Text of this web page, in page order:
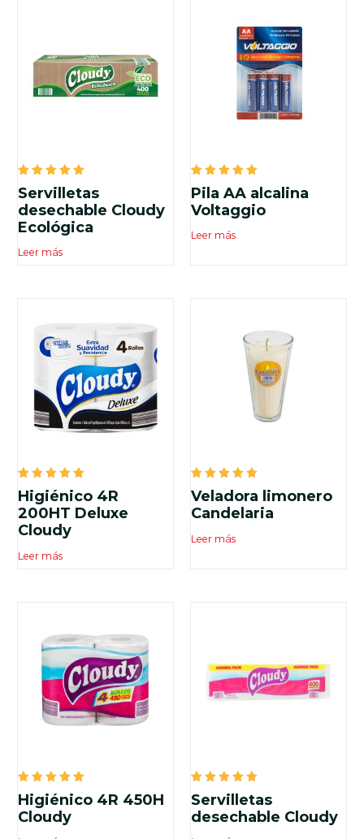
Valorado
en
5.00
de 5
Servilletas
desechable Cloudy
Ecológica
Leer más
Valorado
en
5.00
de 5
Pila AA alcalina
Voltaggio
Leer más
Valorado
en
5.00
de 5
Higiénico 4R
200HT Deluxe
Cloudy
Leer más
Valorado
en
5.00
de 5
Veladora limonero
Candelaria
Leer más
Valorado
en
5.00
de 5
Higiénico 4R 450H
Cloudy
Valorado
en
5.00
de 5
Servilletas
desechable Cloudy